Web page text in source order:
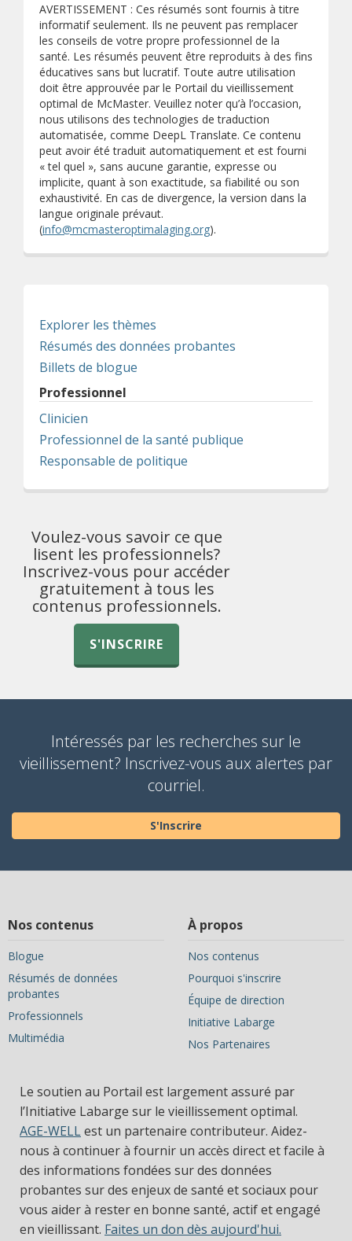
AVERTISSEMENT : Ces résumés sont fournis à titre
informatif seulement. Ils ne peuvent pas remplacer
les conseils de votre propre professionnel de la
santé. Les résumés peuvent être reproduits à des fins
éducatives sans but lucratif. Toute autre utilisation
doit être approuvée par le Portail du vieillissement
optimal de McMaster. Veuillez noter qu’à l’occasion,
nous utilisons des technologies de traduction
automatisée, comme DeepL Translate. Ce contenu
peut avoir été traduit automatiquement et est fourni
« tel quel », sans aucune garantie, expresse ou
implicite, quant à son exactitude, sa fiabilité ou son
exhaustivité. En cas de divergence, la version dans la
langue originale prévaut.
(info@mcmasteroptimalaging.org).
Explorer les thèmes
Résumés des données probantes
Billets de blogue
Professionnel
Clinicien
Professionnel de la santé publique
Responsable de politique
Voulez-vous savoir ce que
lisent les professionnels?
Inscrivez-vous pour accéder
gratuitement à tous les
contenus professionnels.
S'INSCRIRE
Intéressés par les recherches sur le
vieillissement? Inscrivez-vous aux alertes par
courriel.
S'Inscrire
Nos contenus
Blogue
Résumés de données
probantes
Professionnels
Multimédia
À propos
Nos contenus
Pourquoi s'inscrire
Équipe de direction
Initiative Labarge
Nos Partenaires
Le soutien au Portail est largement assuré par
l’Initiative Labarge sur le vieillissement optimal.
AGE-WELLest un partenaire contributeur. Aidez-
nous à continuer à fournir un accès direct et facile à
des informations fondées sur des données
probantes sur des enjeux de santé et sociaux pour
vous aider à rester en bonne santé, actif et engagé
en vieillissant. Faites un don dès aujourd'hui.